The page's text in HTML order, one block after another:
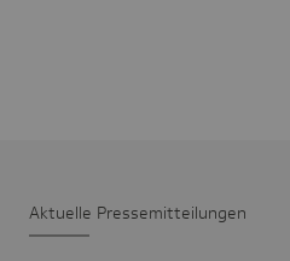
Aktu­elle Pres­se­mit­tei­lungen